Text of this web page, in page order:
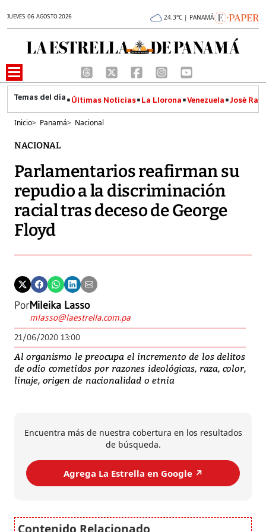
JUEVES 06 AGOSTO 2026 24.3°C | PANAMÁ
Últimas Noticias La Llorona Venezuela José
Inicio> Panamá> Nacional
NACIONAL
Parlamentarios reafirman su
repudio a la discriminación
racial tras deceso de George
Floyd
PorMileika Lasso
mlasso@laestrella.com.pa
21/06/2020 13:00
Al organismo le preocupa el incremento de los delitos
de odio cometidos por razones ideológicas, raza, color,
linaje, origen de nacionalidad o etnia
Encuentra más de nuestra cobertura en los resultados
de búsqueda.
Agrega La Estrella en Google ↗️